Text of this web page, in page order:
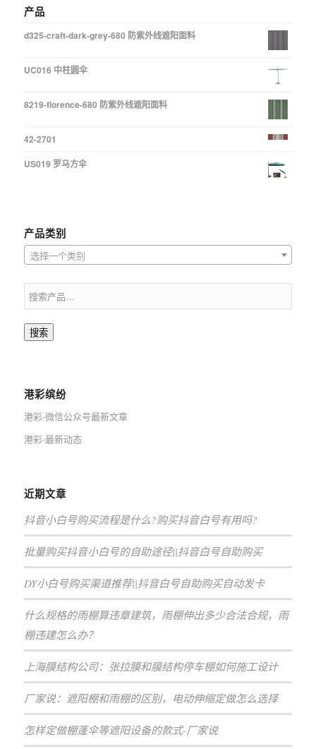
产品
d325-craft-dark-grey-680 防紫外线遮阳面料
UC016 中柱圆伞
8219-florence-680 防紫外线遮阳面料
42-2701
US019 罗马方伞
产品类别
选择一个类别
搜索
港彩缤纷
港彩-微信公众号最新文章
港彩-最新动态
近期文章
抖音小白号购买流程是什么?购买抖音白号有用吗?
批量购买抖音小白号的自助途径||抖音白号自助购买
DY小白号购买渠道推荐||抖音白号自助购买自动发卡
什么规格的雨棚算违章建筑，雨棚伸出多少合法合规，雨
棚违建怎么办？
上海膜结构公司：张拉膜和膜结构停车棚如何施工设计
厂家说：遮阳棚和雨棚的区别，电动伸缩定做怎么选择
怎样定做棚蓬伞等遮阳设备的款式-厂家说